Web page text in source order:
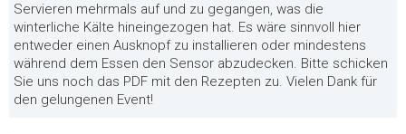
Servieren mehrmals auf und zu gegangen, was die
winterliche Kälte hineingezogen hat. Es wäre sinnvoll hier
entweder einen Ausknopf zu installieren oder mindestens
während dem Essen den Sensor abzudecken. Bitte schicken
Sie uns noch das PDF mit den Rezepten zu. Vielen Dank für
den gelungenen Event!